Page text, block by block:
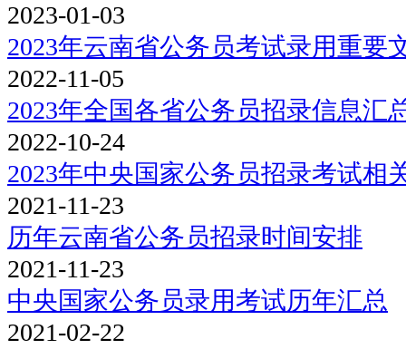
2023-01-03
2023年云南省公务员考试录用重要
2022-11-05
2023年全国各省公务员招录信息汇
2022-10-24
2023年中央国家公务员招录考试相
2021-11-23
历年云南省公务员招录时间安排
2021-11-23
中央国家公务员录用考试历年汇总
2021-02-22